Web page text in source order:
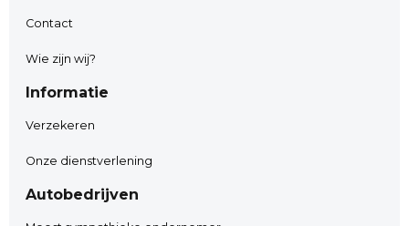
Contact
Wie zijn wij?
Informatie
Verzekeren
Onze dienstverlening
Autobedrijven